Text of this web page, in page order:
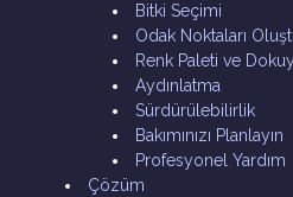
Bitki Seçimi
Odak Noktaları
Renk Paleti ve
Aydınlatma
Sürdürülebilirlik
Bakımınızı Planlayın
Profesyonel Yardım
Çözüm